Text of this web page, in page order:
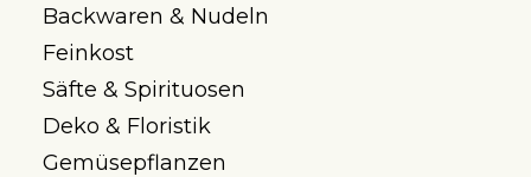
Backwaren & Nudeln
Feinkost
Säfte & Spirituosen
Deko & Floristik
Gemüsepflanzen